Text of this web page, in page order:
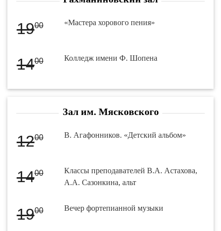
1900 «Мастера хорового пения»
1400 Колледж имени Ф. Шопена
Зал им. Мясковского
1200 В. Агафонников. «Детский альбом»
1400
Классы преподавателей В.А. Астахова,
А.А. Сазонкина, альт
1900 Вечер фортепианной музыки